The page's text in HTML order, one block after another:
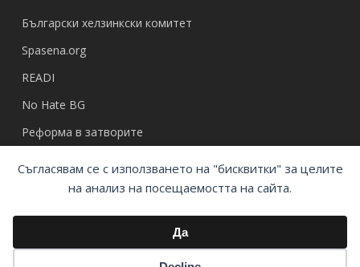
Съгласявам се с използването на "бисквитки" за целите
на анализ на посещаемостта на сайта.
Да
Български хелзинкски комитет
Spasena.org
READI
No Hate BG
Реформа в затворите
© Български хелзинкски комитет